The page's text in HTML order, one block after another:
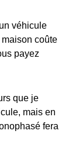
véhicule
coûte
payez
que je
mais en
fera